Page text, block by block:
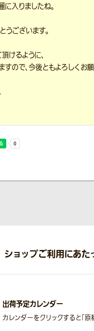
入りましたね。
うございます。
けるように、
ので、今後ともよろしくお願
ショップご利用にあた
出荷予定カレンダー
カレンダーをクリックすると「